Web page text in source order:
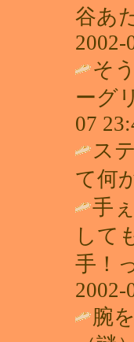
谷あ
2002-
そ
ーグ
07
ス
て何
手
して
手！
2002-
腕